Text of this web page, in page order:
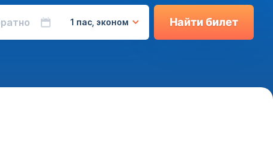
1 пас, эконом Найти билет